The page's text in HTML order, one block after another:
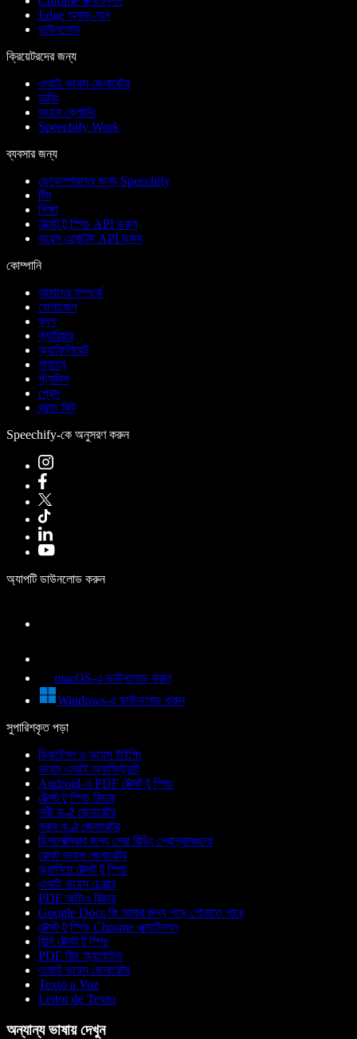
Edge অ্যাড-অন
ডাউনলোড
ক্রিয়েটরদের জন্য
এআই ভয়েস জেনারেটর
ডাবিং
ভয়েস ক্লোনিং
Speechify Work
ব্যবসার জন্য
ডেভেলপারদের জন্য Speechify
টিম
শিক্ষা
টেক্সট টু স্পিচ API ডকস
ভয়েস এজেন্টস API ডকস
কোম্পানি
আমাদের সম্পর্কে
যোগাযোগ
ব্লগ
ক্যারিয়ার
অ্যাফিলিয়েট
সাহায্য
স্ট্যাটাস
প্রেস
ব্র্যান্ড কিট
Speechify-কে অনুসরণ করুন
অ্যাপটি ডাউনলোড করুন
macOS-এ ডাউনলোড করুন
Windows-এ ডাউনলোড করুন
সুপারিশকৃত পড়া
ডিকটেশন ও ভয়েস টাইপিং
ভয়েস এআই অ্যাসিস্ট্যান্ট
Android-এ PDF টেক্সট টু স্পিচ
টেক্সট টু স্পিচ রিডার
নারী কণ্ঠ জেনারেটর
পুরুষ কণ্ঠ জেনারেটর
ডিসলেক্সিয়ার জন্য সেরা রিডিং প্রোগ্রামগুলো
রোবট ভয়েস জেনারেটর
অ্যানিমে টেক্সট টু স্পিচ
এআই ভয়েস চেঞ্জার
PDF অডিও রিডার
Google Docs কি আমার জন্য পড়ে শোনাতে পারে
টেক্সট টু স্পিচ Chrome এক্সটেনশন
হিন্দি টেক্সট টু স্পিচ
PDF রিড অ্যালাউড
এআই ভয়েস জেনারেটর
Texto a Voz
Leitor de Texto
অন্যান্য ভাষায় দেখুন